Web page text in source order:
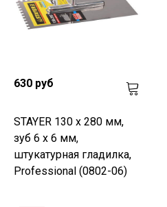
630 руб
STAYER 130 х 280 мм,
зуб 6 х 6 мм,
штукатурная гладилка,
Professional (0802-06)